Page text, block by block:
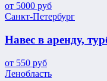
от 5000 руб
Санкт-Петербург
Навес в аренду,
от 550 руб
Ленобласть